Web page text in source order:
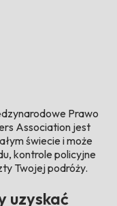
Prawo
Association jest
świecie i może
kontrole policyjne
Twojej podróży.
uzyskać